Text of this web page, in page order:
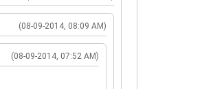
(08-09-2014, 08:09 AM)
(08-09-2014, 07:52 AM)